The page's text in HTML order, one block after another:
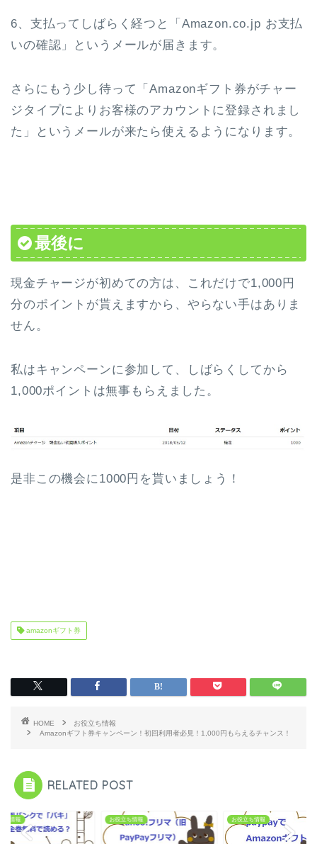
6、支払ってしばらく経つと「Amazon.co.jp お支払
いの確認」というメールが届きます。
さらにもう少し待って「Amazonギフト券がチャー
ジタイプによりお客様のアカウントに登録されまし
た」というメールが来たら使えるようになります。
最後に
現金チャージが初めての方は、これだけで1,000円
分のポイントが貰えますから、やらない手はありま
せん。
私はキャンペーンに参加して、しばらくしてから
1,000ポイントは無事もらえました。
是非この機会に1000円を貰いましょう！
amazonギフト券
HOME
お役立ち情報
Amazonギフト券キャンペーン！初回利用者必見！1,000円もらえるチャンス！
RELATED POST
ち情報 お役立ち情報 お役立ち情報